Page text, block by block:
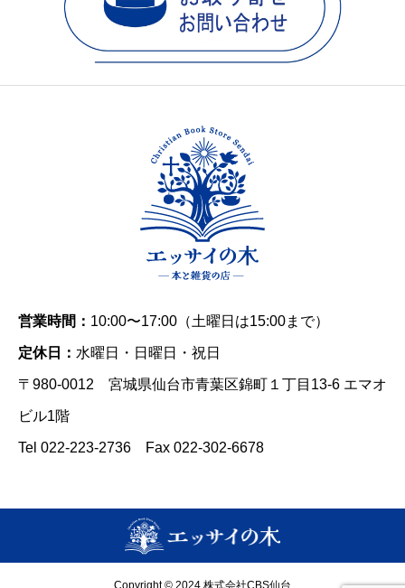
営業時間： 10:00〜17:00（土曜日は15:00まで）
定休日： 水曜日・日曜日・祝日
〒980-0012 宮城県仙台市青葉区錦町１丁目13-6 エマオ
ビル1階
Tel 022-223-2736 Fax 022-302-6678
Copyright © 2024 株式会社CBS仙台